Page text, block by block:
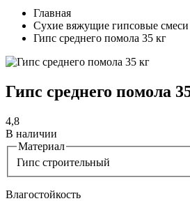
Главная
Сухие вяжущие гипсовые
Гипс среднего помола 35 кг
Гипс среднего помола
4,8
В наличии
Материал
Гипс строительный
Влагостойкость